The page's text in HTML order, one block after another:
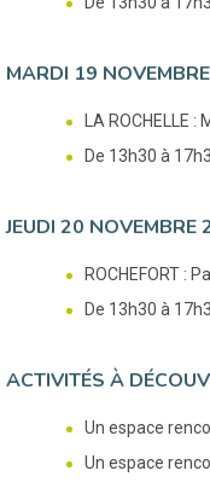
MARDI 19
LA ROCHELLE
De 13h30 à
JEUDI 20 NOVEMBRE
ROCHEFORT :
De 13h30 à
ACTIVITÉS À
Un espace
Un espace